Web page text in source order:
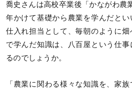
喬史さんは高校卒業後「かながわ農
年かけて基礎から農業を学んだと
仕入れ担当として、毎朝のように
で学んだ知識は、八百屋という仕
るのでしょうか。
「農業に関わる様々な知識を、家